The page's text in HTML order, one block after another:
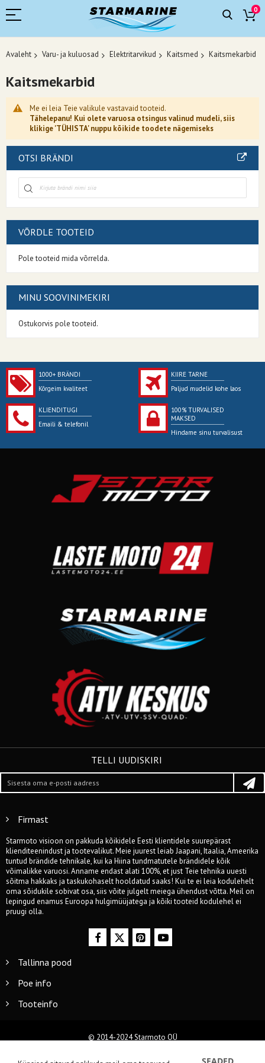
0
Avaleht Varu- ja kuluosad Elektritarvikud Kaitsmed Kaitsmekarbid
Kaitsmekarbid
Me ei leia Teie valikule vastavaid tooteid.
Tähelepanu! Kui olete varuosa otsingus valinud mudeli, siis
klikige 'TÜHISTA' nuppu kõikide toodete nägemiseks
OTSI BRÄNDI
VÕRDLE TOOTEID
Pole tooteid mida võrrelda.
MINU SOOVINIMEKIRI
Ostukorvis pole tooteid.
1000+ BRÄNDI
Kõrgeim kvaliteet
KIIRE TARNE
Paljud mudelid kohe laos
KLIENDITUGI
Emaili & telefonil
100% TURVALISED
MAKSED
Hindame sinu turvalisust
TELLI UUDISKIRI
Firmast
Starmoto visioon on pakkuda kõikidele Eesti klientidele suurepärast
klienditeenindust ja tootevalikut. Meie juurest leiab Jaapani, Itaalia, Ameerika
tuntud brändide tehnikale, kui ka Hiina tundmatutele brändidele kõik
võimalikke varuosi. Anname endast alati 100%, et just Teie tehnika uuesti
sõitma hakkaks ja taskukohaselt hooldatud saaks! Kui te ei leia kodulehelt
oma sõidukile sobivat osa, siis võite julgelt meiega ühendust võtta. Meil on
lepingud enamus Euroopa hulgimüüjatega ja kõiki tooteid kodulehel ei
pruugi olla.
Tallinna pood
Poe info
Tooteinfo
© 2014-2024 Starmoto OÜ